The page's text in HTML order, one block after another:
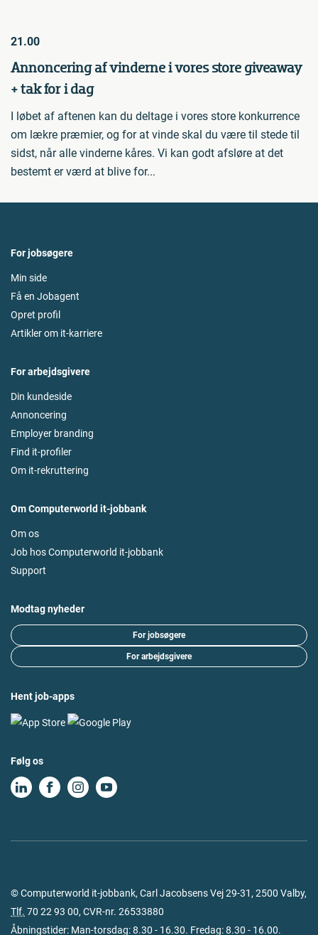
21.00
Annoncering af vinderne i vores store giveaway
+ tak for i dag
I løbet af aftenen kan du deltage i vores store konkurrence
om lækre præmier, og for at vinde skal du være til stede til
sidst, når alle vinderne kåres. Vi kan godt afsløre at det
bestemt er værd at blive for...
For jobsøgere
Min side
Få en Jobagent
Opret profil
Artikler om it-karriere
For arbejdsgivere
Din kundeside
Annoncering
Employer branding
Find it-profiler
Om it-rekruttering
Om Computerworld it-jobbank
Om os
Job hos Computerworld it-jobbank
Support
Modtag nyheder
For jobsøgere
For arbejdsgivere
Hent job-apps
Følg os
© Computerworld it-jobbank, Carl Jacobsens Vej 29-31, 2500 Valby,
Tlf. 70 22 93 00, CVR-nr. 26533880
Åbningstider: Man-torsdag: 8.30 - 16.30. Fredag: 8.30 - 16.00.